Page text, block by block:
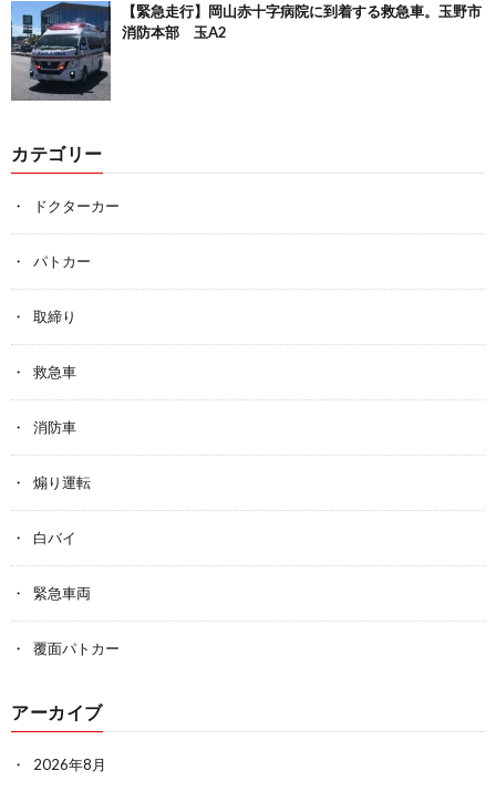
【緊急走行】岡山赤十字病院に到着する救急車。玉野市
消防本部 玉A2
カテゴリー
ドクターカー
パトカー
取締り
救急車
消防車
煽り運転
白バイ
緊急車両
覆面パトカー
アーカイブ
2026年8月